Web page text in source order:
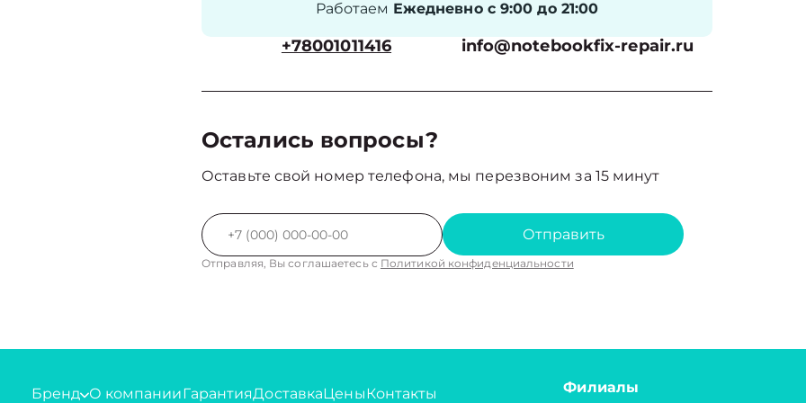
Работаем Ежедневно с 9:00 до 21:00
+78001011416 info@notebookfix-repair.ru
Остались вопросы?
Оставьте свой номер телефона, мы перезвоним за 15 минут
Отправить
Отправляя, Вы соглашаетесь с Политикой конфиденциальности
Бренд О компанииГарантияДоставкаЦеныКонтакты Филиалы